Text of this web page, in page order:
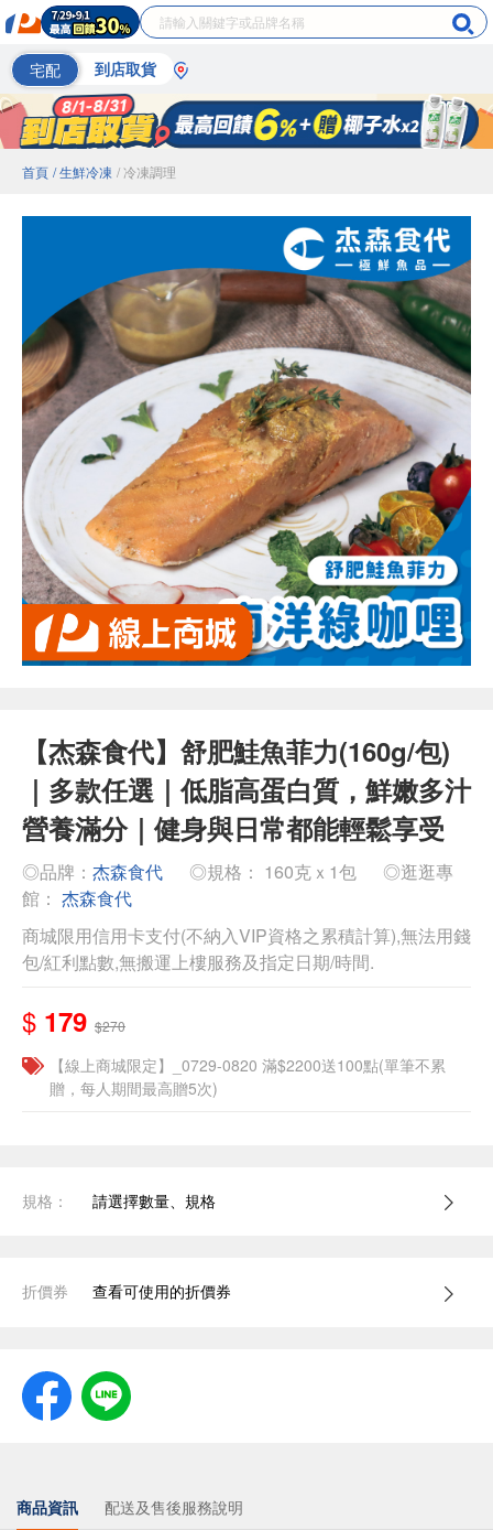
宅配 到店取貨
首頁 / 生鮮冷凍 / 冷凍調理
【杰森食代】舒肥鮭魚菲力(160g/包)
｜多款任選｜低脂高蛋白質，鮮嫩多汁
營養滿分｜健身與日常都能輕鬆享受
◎品牌： 杰森食代 ◎規格： 160克ｘ1包
◎逛逛專
館： 杰森食代
商城限用信用卡支付(不納入VIP資格之累積計算),無法用錢
包/紅利點數,無搬運上樓服務及指定日期/時間.
$ 179 $270
【線上商城限定】_0729-0820 滿$2200送100點(單筆不累
贈，每人期間最高贈5次)
規格： 請選擇數量、規格
折價券 查看可使用的折價券
商品資訊 配送及售後服務說明